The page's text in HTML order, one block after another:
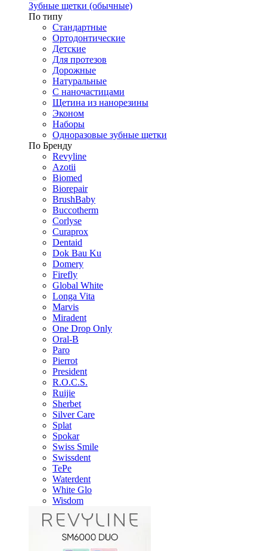
Зубные щетки (обычные)
По типу
Стандартные
Ортодонтические
Детские
Для протезов
Дорожные
Натуральные
С наночастицами
Щетина из нанорезины
Эконом
Наборы
Одноразовые зубные щетки
По Бренду
Revyline
Azotii
Biomed
Biorepair
BrushBaby
Buccotherm
Corlyse
Curaprox
Dentaid
Dok Bau Ku
Domery
Firefly
Global White
Longa Vita
Marvis
Miradent
One Drop Only
Oral-B
Paro
Pierrot
President
R.O.C.S.
Ruijie
Sherbet
Silver Care
Splat
Spokar
Swiss Smile
Swissdent
TePe
Waterdent
White Glo
Wisdom